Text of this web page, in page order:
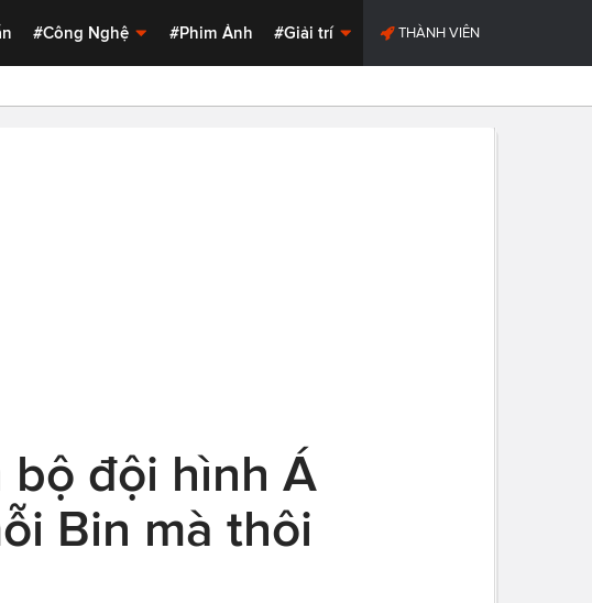
#Công Nghệ #Phim Ảnh #Giải trí THÀNH VIÊN
bộ đội hình Á
Bin mà thôi